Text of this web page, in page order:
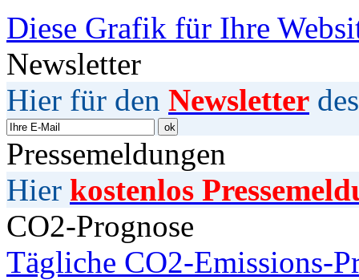
Diese Grafik für Ihre
Newsletter
Hier für den Newsletter
Pressemeldungen
Hier kostenlos
CO2-Prognose
Tägliche CO2-Emissions-